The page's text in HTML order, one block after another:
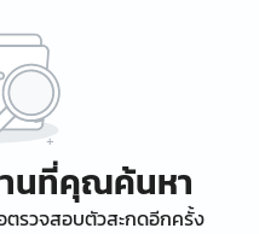
นที่คุณค้นหา
ตรวจสอบตัวสะกดอีกครั้ง